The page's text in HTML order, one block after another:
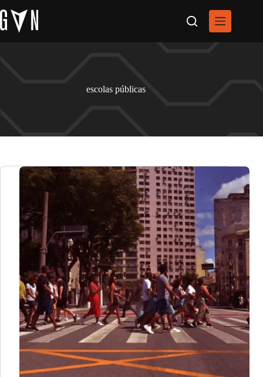
para
o
conteúdo
escolas públicas